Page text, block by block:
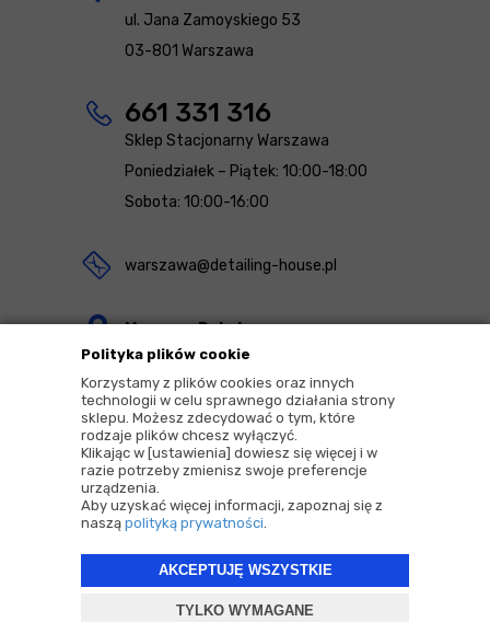
Polityka plików cookie
Korzystamy z plików cookies oraz innych
technologii w celu sprawnego działania strony
sklepu. Możesz zdecydować o tym, które
rodzaje plików chcesz wyłączyć.
Klikając w [ustawienia] dowiesz się więcej i w
razie potrzeby zmienisz swoje preferencje
urządzenia.
Aby uzyskać więcej informacji, zapoznaj się z
naszą polityką prywatności.
AKCEPTUJĘ WSZYSTKIE
TYLKO WYMAGANE
ul. Jana Zamoyskiego 53
03-801 Warszawa
661 331 316
Sklep Stacjonarny Warszawa
Poniedziałek – Piątek: 10:00-18:00
Sobota: 10:00-16:00
warszawa@detailing-house.pl
Magazyn Rekcin
Nomos Sp. z o.o. sp.k.
ul. Agrestowa 1
83-010 Rekcin
2026 © Copyrights by |Detailing House